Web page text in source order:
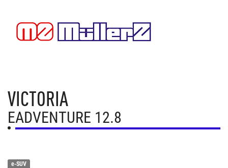
VICTORIA
EADVENTURE 12.8
e-SUV